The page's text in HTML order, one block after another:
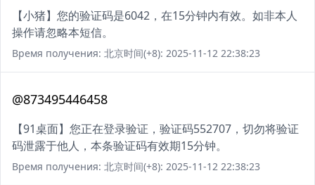
【小猪】您的验证码是6042，在15分钟内有效。如非本人
操作请忽略本短信。
Время получения: 北京时间(+8): 2025-11-12 22:38:23
@873495446458
【91桌面】您正在登录验证，验证码552707，切勿将验证
码泄露于他人，本条验证码有效期15分钟。
Время получения: 北京时间(+8): 2025-11-12 22:38:23